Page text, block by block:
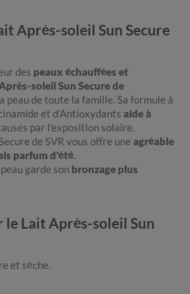
Après-soleil Sun Secure
des peaux échauffées et
soleil Sun Secure de
peau de toute la famille. Sa formule à
et d'Antioxydants aide à
par l'exposition solaire.
de SVR vous offre une agréable
parfum d'été.
peau garde son bronzage plus
Lait Après-soleil Sun
et sèche.